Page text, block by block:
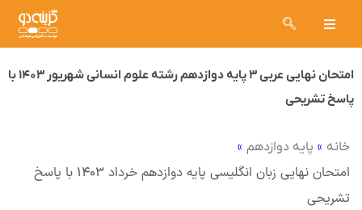
امتحان نهایی عربی ۳ پایه دوازدهم رشته علوم انسانی شهریور ۱۴۰۳ با
پاسخ تشریحی
خانه » پایه دوازدهم »
امتحان نهایی زبان انگلیسی پایه دوازدهم خرداد ۱۴۰۳ با پاسخ
تشریحی